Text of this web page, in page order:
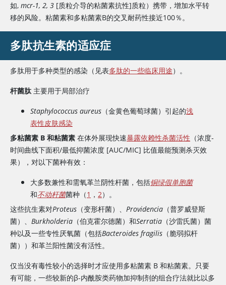
如, mcr-1, 2, 3 [质粒介导的粘菌素抗性]质粒）携带，增加水平转
移的风险。粘菌素和多粘菌素B的交叉耐药性接近100％。
多肽抗生素的适应症
多肽用于多种类型的感染（见表多肽的一些临床用途）。
杆菌肽 主要用于局部治疗
Staphylococcus aureus （金黄色葡萄球菌）引起的浅
表性皮肤感染
多粘菌素 B 和粘菌素 在体外展现快速暴露依赖性杀菌活性 （浓度-
时间曲线下面积/最低抑菌浓度 [AUC/MIC] 比值最能预测杀灭效
果），对以下菌种有效：
大多数兼性和需氧革兰阴性杆菌，包括铜绿假单胞菌
和不动杆菌菌种（1 ， 2）。
这些抗生素对Proteus （变形杆菌）、 Providencia （普罗威登斯
菌）、 Burkholderia （伯克霍尔德菌）和Serratia （沙雷氏菌）菌
种以及一些专性厌氧菌（包括Bacteroides fragilis （脆弱拟杆
菌））和革兰阳性菌没有活性。
仅当没有毒性较小的选择时才应使用多粘菌素 B 和粘菌素。只要
有可能，一些较新的β-内酰胺类药物加抑制剂的组合疗法就比以多